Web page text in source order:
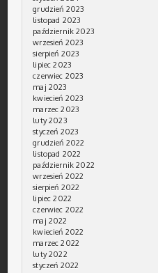
grudzień 2023
listopad 2023
październik 2023
wrzesień 2023
sierpień 2023
lipiec 2023
czerwiec 2023
maj 2023
kwiecień 2023
marzec 2023
luty 2023
styczeń 2023
grudzień 2022
listopad 2022
październik 2022
wrzesień 2022
sierpień 2022
lipiec 2022
czerwiec 2022
maj 2022
kwiecień 2022
marzec 2022
luty 2022
styczeń 2022